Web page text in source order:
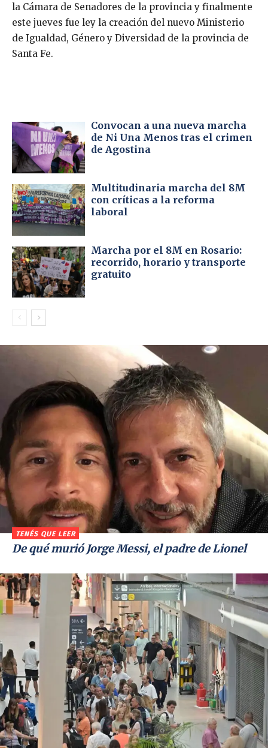
la Cámara de Senadores de la provincia y finalmente
este jueves fue ley la creación del nuevo Ministerio
de Igualdad, Género y Diversidad de la provincia de
Santa Fe.
Convocan a una nueva marcha
de Ni Una Menos tras el crimen
de Agostina
Multitudinaria marcha del 8M
con críticas a la reforma
laboral
Marcha por el 8M en Rosario:
recorrido, horario y transporte
gratuito
TENÉS QUE LEER
De qué murió Jorge Messi, el padre de Lionel